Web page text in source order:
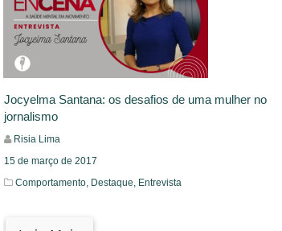
Jocyelma Santana: os desafios de uma mulher no
jornalismo
Risia Lima
15 de março de 2017
Comportamento, Destaque, Entrevista